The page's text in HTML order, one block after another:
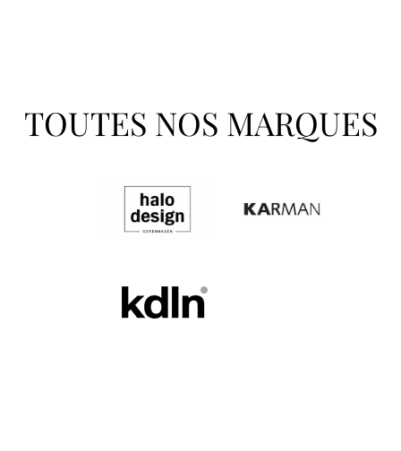
TOUTES NOS MARQUES